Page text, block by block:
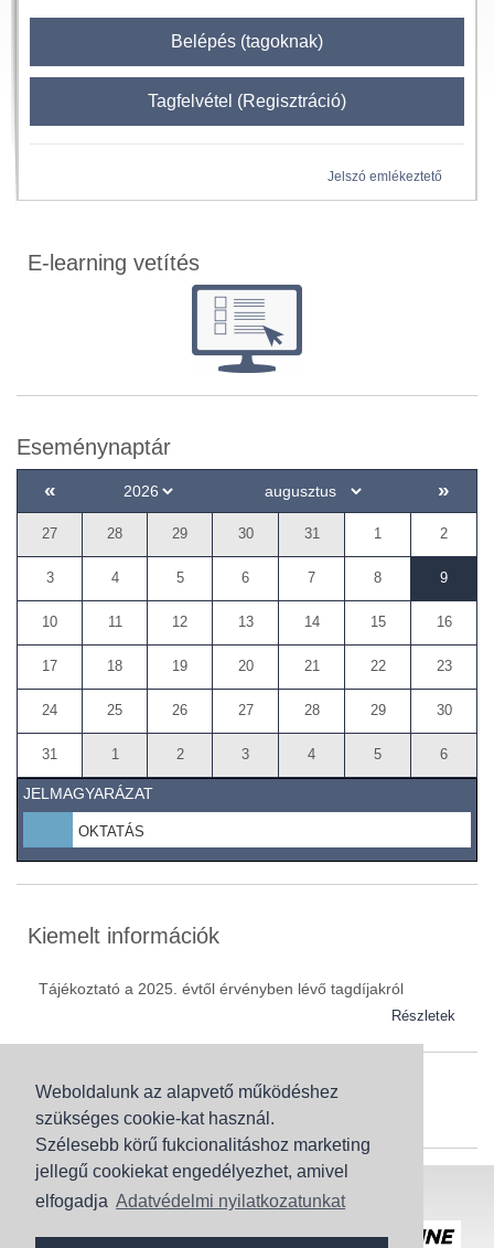
Weboldalunk az alapvető működéshez
szükséges cookie-kat használ.
Szélesebb körű fukcionalitáshoz marketing
jellegű cookiekat engedélyezhet, amivel
elfogadja Adatvédelmi nyilatkozatunkat
Belépés (tagoknak)
Tagfelvétel (Regisztráció)
Jelszó emlékeztető
E-learning vetítés
Eseménynaptár
« »
27 28 29 30 31 1 2
3 4 5 6 7 8 9
10 11 12 13 14 15 16
17 18 19 20 21 22 23
24 25 26 27 28 29 30
31 1 2 3 4 5 6
JELMAGYARÁZAT
OKTATÁS
Kiemelt információk
Tájékoztató a 2025. évtől érvényben lévő tagdíjakról
Részletek
Szaknévsor
Szaknévsorunk folyamatosan bővül.
Baranya (62)
Bács-Kiskun (43)
Békés (49)
Honlaptérkép Adatvédelem